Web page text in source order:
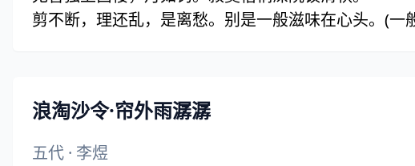
剪不断，理还乱，是离愁。别是一般滋味在心头。(一
浪淘沙令·帘外雨潺潺
五代 · 李煜